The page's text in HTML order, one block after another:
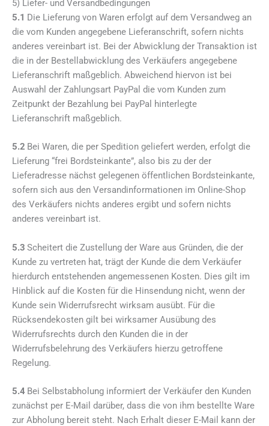
5) Liefer- und Versandbedingungen
5.1 Die Lieferung von Waren erfolgt auf dem Versandweg an
die vom Kunden angegebene Lieferanschrift, sofern nichts
anderes vereinbart ist. Bei der Abwicklung der Transaktion ist
die in der Bestellabwicklung des Verkäufers angegebene
Lieferanschrift maßgeblich. Abweichend hiervon ist bei
Auswahl der Zahlungsart PayPal die vom Kunden zum
Zeitpunkt der Bezahlung bei PayPal hinterlegte
Lieferanschrift maßgeblich.
5.2 Bei Waren, die per Spedition geliefert werden, erfolgt die
Lieferung “frei Bordsteinkante”, also bis zu der der
Lieferadresse nächst gelegenen öffentlichen Bordsteinkante,
sofern sich aus den Versandinformationen im Online-Shop
des Verkäufers nichts anderes ergibt und sofern nichts
anderes vereinbart ist.
5.3 Scheitert die Zustellung der Ware aus Gründen, die der
Kunde zu vertreten hat, trägt der Kunde die dem Verkäufer
hierdurch entstehenden angemessenen Kosten. Dies gilt im
Hinblick auf die Kosten für die Hinsendung nicht, wenn der
Kunde sein Widerrufsrecht wirksam ausübt. Für die
Rücksendekosten gilt bei wirksamer Ausübung des
Widerrufsrechts durch den Kunden die in der
Widerrufsbelehrung des Verkäufers hierzu getroffene
Regelung.
5.4 Bei Selbstabholung informiert der Verkäufer den Kunden
zunächst per E-Mail darüber, dass die von ihm bestellte Ware
zur Abholung bereit steht. Nach Erhalt dieser E-Mail kann der